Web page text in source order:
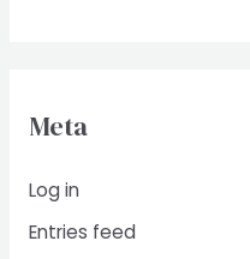
Meta
Log in
Entries feed